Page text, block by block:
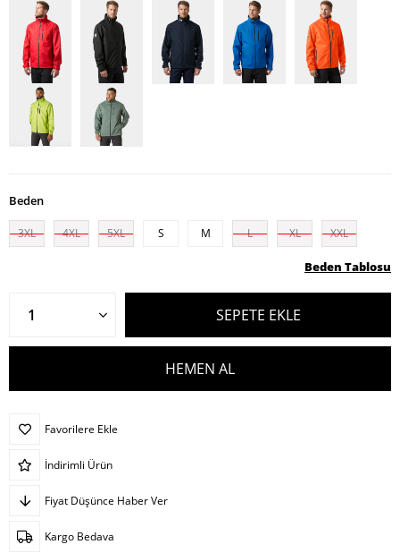
Beden
3XL 4XL 5XL S M L XL XXL
Beden Tablosu
Favorilere Ekle
İndirimli Ürün
Fiyat Düşünce Haber Ver
Kargo Bedava